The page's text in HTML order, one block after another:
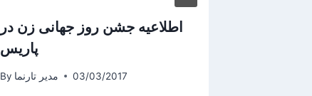
اطلاعیه جشن روز جهانی زن در
پاریس
By مدیر تارنما 03/03/2017